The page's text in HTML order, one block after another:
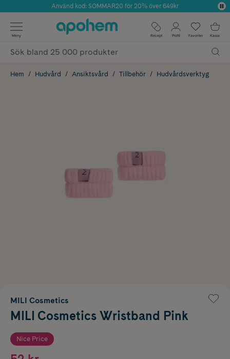
Årets Butik 2025 inom Skönhet
Använd kod: SOMMAR20 för 20% över 649kr
✓ Fri frakt
✓ Poäng på alla köp*
Meny Recept Profil Favoriter Kassa
Hem Hudvård Ansiktsvård Tillbehör Hudvårdsverktyg
MILI Cosmetics
MILI Cosmetics Wristband Pink
Nice Price